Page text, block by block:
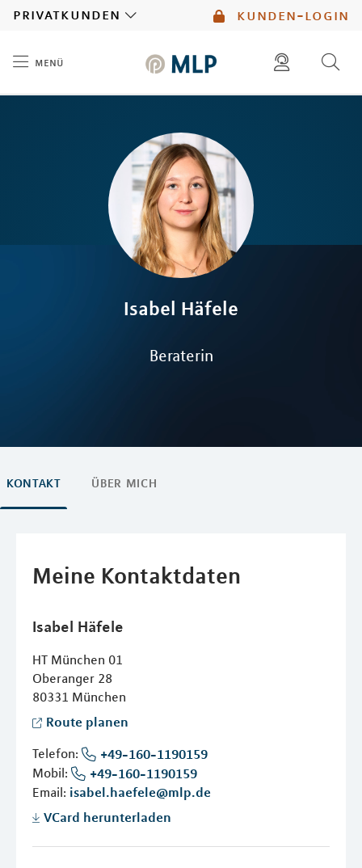
kunden-login
privatkunden
menü
mlp berater finden
Isabel Häfele
Beraterin
KONTAKT ÜBER MICH
Meine Kontaktdaten
Isabel Häfele
HT München 01
Oberanger 28
80331 München
Route planen
Telefon:
+49-160-1190159
Mobil:
+49-160-1190159
Email: isabel.haefele@mlp.de
VCard herunterladen